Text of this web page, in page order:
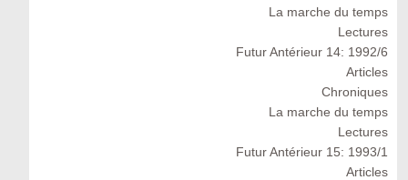
La marche du temps
Lectures
Futur Antérieur 14: 1992/6
Articles
Chroniques
La marche du temps
Lectures
Futur Antérieur 15: 1993/1
Articles